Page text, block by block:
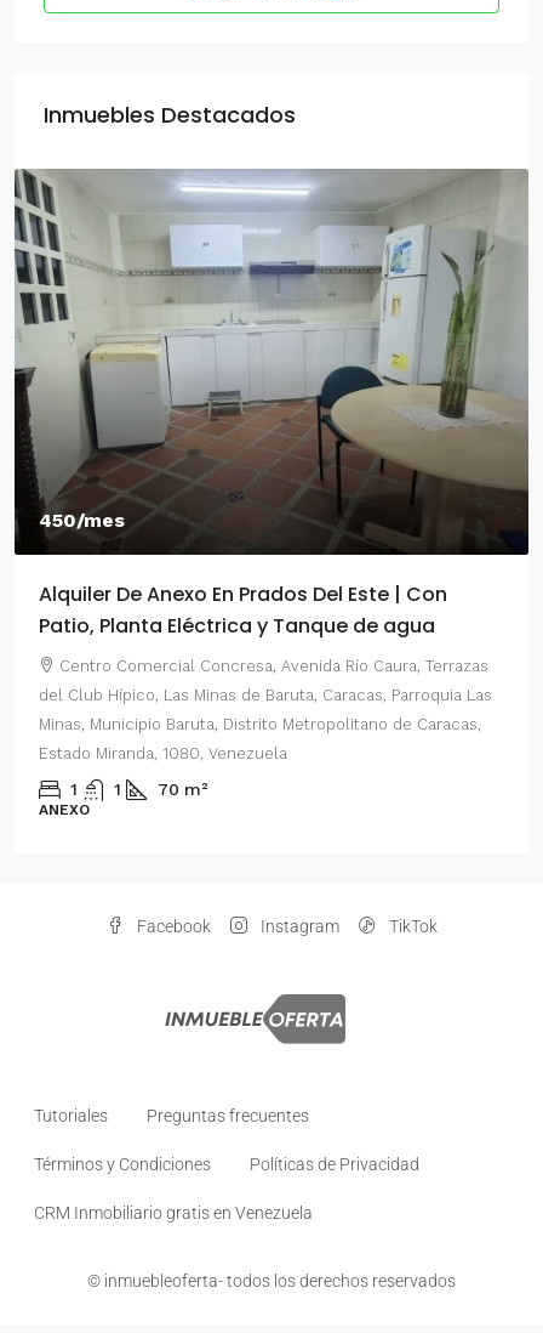
Inmuebles Destacados
450/mes
Alquiler De Anexo En Prados Del Este | Con
Patio, Planta Eléctrica y Tanque de agua
Centro Comercial Concresa, Avenida Río Caura, Terrazas
del Club Hípico, Las Minas de Baruta, Caracas, Parroquia Las
Minas, Municipio Baruta, Distrito Metropolitano de Caracas,
Estado Miranda, 1080, Venezuela
1 1 70 m²
ANEXO
Facebook Instagram TikTok
Tutoriales Preguntas frecuentes
Términos y Condiciones Políticas de Privacidad
CRM Inmobiliario gratis en Venezuela
© inmuebleoferta- todos los derechos reservados